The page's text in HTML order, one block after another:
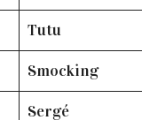
Tutu
Smocking
Sergé